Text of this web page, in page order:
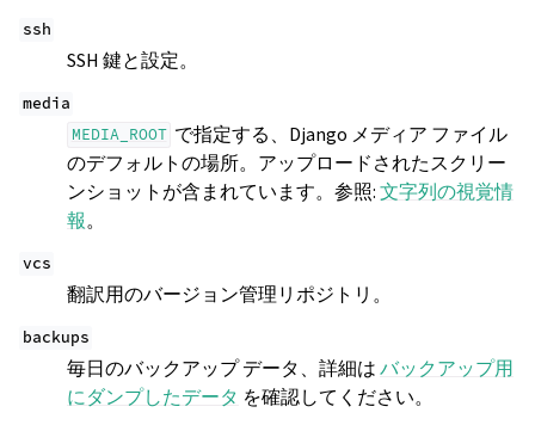
ssh
SSH 鍵と設定。
media
MEDIA_ROOT で指定する、Django メディア ファイル
のデフォルトの場所。アップロードされたスクリー
ンショットが含まれています。参照:文字列の視覚情
報。
vcs
翻訳用のバージョン管理リポジトリ。
backups
毎日のバックアップ データ、詳細はバックアップ用
にダンプしたデータ を確認してください。